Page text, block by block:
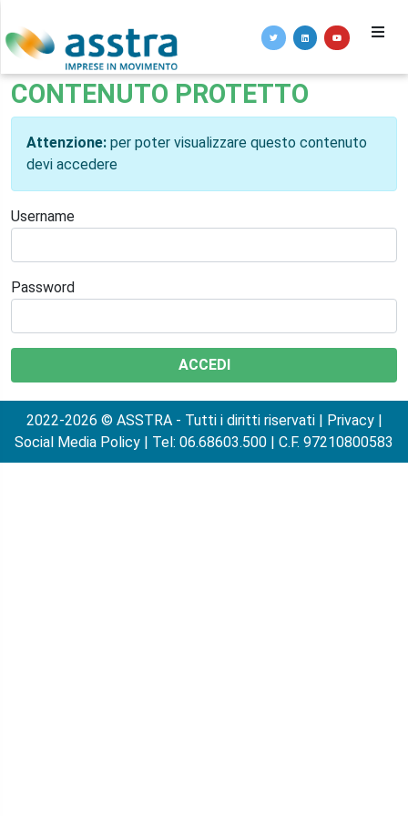
CONTENUTO PROTETTO
Attenzione: per poter visualizzare questo contenuto
devi accedere
Username
Password
ACCEDI
2022-2026 © ASSTRA - Tutti i diritti riservati | Privacy|
Social Media Policy | Tel: 06.68603.500 | C.F. 97210800583